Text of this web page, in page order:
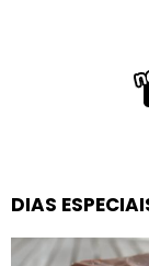
DIAS